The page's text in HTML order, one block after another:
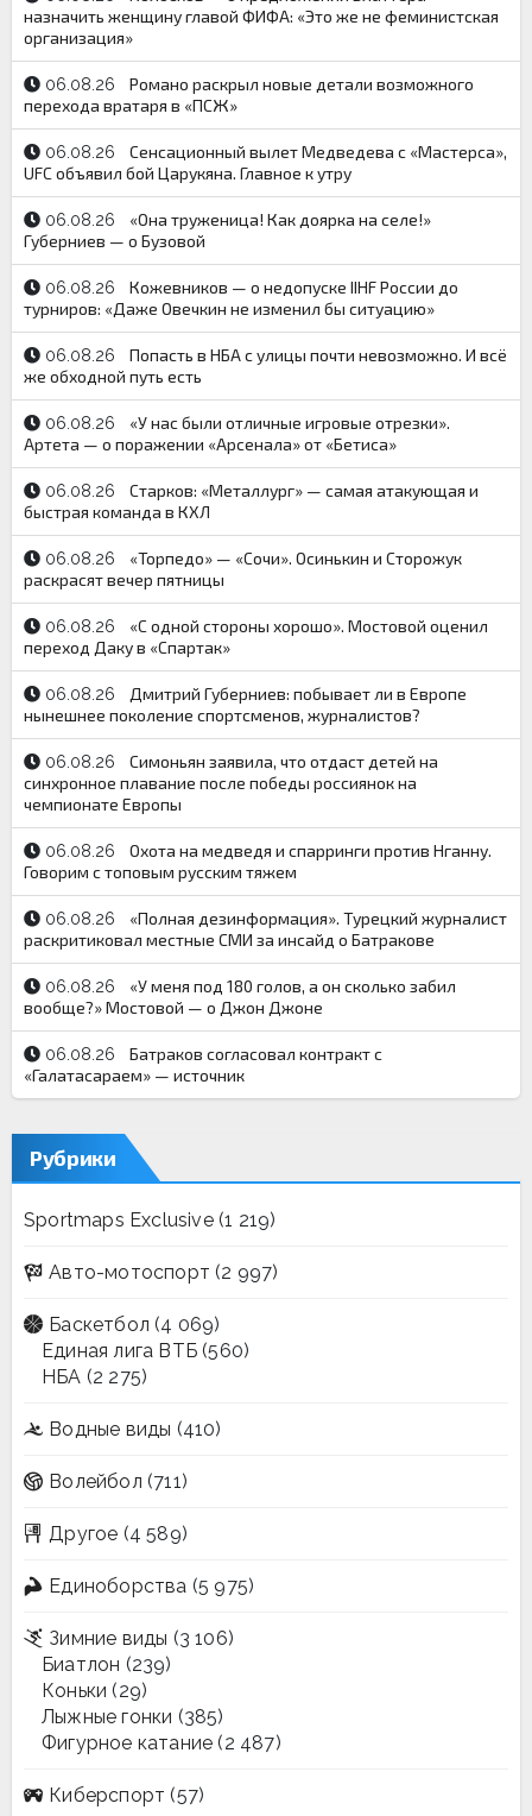
назначить женщину главой ФИФА: «Это же не феминистская
организация»
06.08.26
Романо раскрыл новые детали возможного
перехода вратаря в «ПСЖ»
06.08.26
Сенсационный вылет Медведева с «Мастерса»,
UFC объявил бой Царукяна. Главное к утру
06.08.26
«Она труженица! Как доярка на селе!»
Губерниев — о Бузовой
06.08.26
Кожевников — о недопуске IIHF России до
турниров: «Даже Овечкин не изменил бы ситуацию»
06.08.26
Попасть в НБА с улицы почти невозможно. И всё
же обходной путь есть
06.08.26
«У нас были отличные игровые отрезки».
Артета — о поражении «Арсенала» от «Бетиса»
06.08.26
Старков: «Металлург» — самая атакующая и
быстрая команда в КХЛ
06.08.26
«Торпедо» — «Сочи». Осинькин и Сторожук
раскрасят вечер пятницы
06.08.26
«С одной стороны хорошо». Мостовой оценил
переход Даку в «Спартак»
06.08.26
Дмитрий Губерниев: побывает ли в Европе
нынешнее поколение спортсменов, журналистов?
06.08.26
Симоньян заявила, что отдаст детей на
синхронное плавание после победы россиянок на
чемпионате Европы
06.08.26
Охота на медведя и спарринги против Нганну.
Говорим с топовым русским тяжем
06.08.26
«Полная дезинформация». Турецкий журналист
раскритиковал местные СМИ за инсайд о Батракове
06.08.26
«У меня под 180 голов, а он сколько забил
вообще?» Мостовой — о Джон Джоне
06.08.26
Батраков согласовал контракт с
«Галатасараем» — источник
Рубрики
Sportmaps Exclusive(1 219)
Авто-мотоспорт (2 997)
Баскетбол (4 069)
Единая лига ВТБ (560)
НБА (2 275)
Водные виды (410)
Волейбол (711)
Другое (4 589)
Единоборства (5 975)
Зимние виды (3 106)
Биатлон (239)
Коньки (29)
Лыжные гонки (385)
Фигурное катание (2 487)
Киберспорт (57)